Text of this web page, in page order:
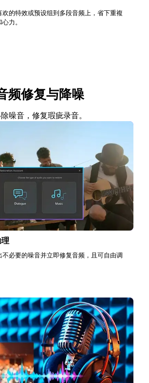
欢的特效或预设组到多段音频上，省下重複
力。
频修复与降噪
噪音，修复瑕疵录音。
不必要的噪音并立即修复音频，且可自由调